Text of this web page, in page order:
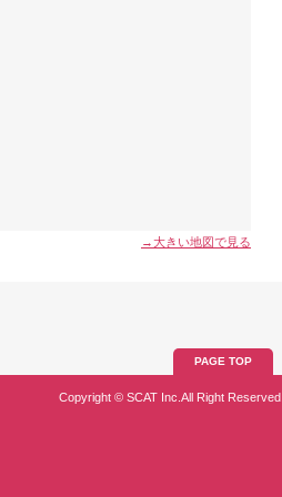
→大きい地図で見る
PAGE TOP
Copyright © SCAT Inc.All Right Reserved.